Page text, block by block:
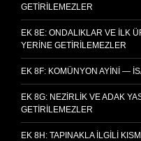
GETIRILEMEZLER
EK 8E: ONDALIKLAR VE İLK
YERINE GETIRILEMEZLER
EK 8F: KOMÜNYON AYINI —
EK 8G: NEZIRLIK VE ADAK
GETIRILEMEZLER
EK 8H: TAPINAKLA İLGILI